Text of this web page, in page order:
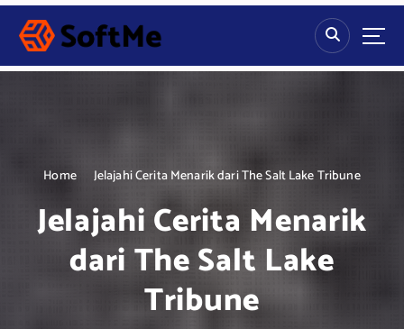
S
p
Home Jelajahi Cerita Menarik dari The Salt Lake Tribune
Jelajahi Cerita Menarik
dari The Salt Lake
Tribune